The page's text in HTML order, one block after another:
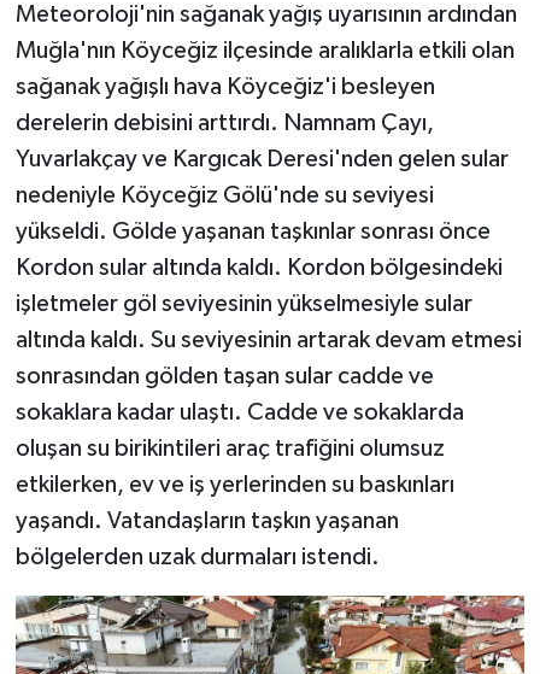
Meteoroloji'nin sağanak yağış uyarısının ardından
Muğla'nın Köyceğiz ilçesinde aralıklarla etkili olan
sağanak yağışlı hava Köyceğiz'i besleyen
derelerin debisini arttırdı. Namnam Çayı,
Yuvarlakçay ve Kargıcak Deresi'nden gelen sular
nedeniyle Köyceğiz Gölü'nde su seviyesi
yükseldi. Gölde yaşanan taşkınlar sonrası önce
Kordon sular altında kaldı. Kordon bölgesindeki
işletmeler göl seviyesinin yükselmesiyle sular
altında kaldı. Su seviyesinin artarak devam etmesi
sonrasından gölden taşan sular cadde ve
sokaklara kadar ulaştı. Cadde ve sokaklarda
oluşan su birikintileri araç trafiğini olumsuz
etkilerken, ev ve iş yerlerinden su baskınları
yaşandı. Vatandaşların taşkın yaşanan
bölgelerden uzak durmaları istendi.